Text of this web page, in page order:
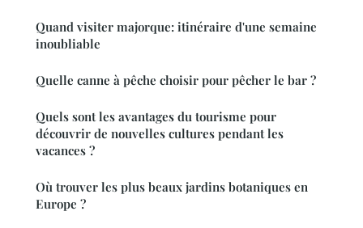
Quand visiter majorque: itinéraire d'une semaine
inoubliable
Quelle canne à pêche choisir pour pêcher le bar ?
Quels sont les avantages du tourisme pour
découvrir de nouvelles cultures pendant les
vacances ?
Où trouver les plus beaux jardins botaniques en
Europe ?